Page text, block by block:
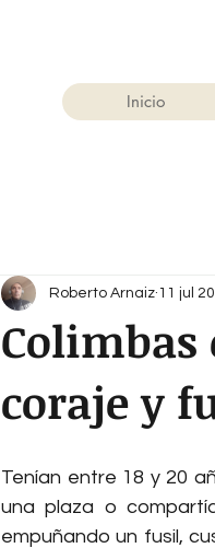
Inicio
coraje y
Roberto Arnaiz 11 jul
Tenían entre 18 y 20
una plaza o
empuñando un fusil,